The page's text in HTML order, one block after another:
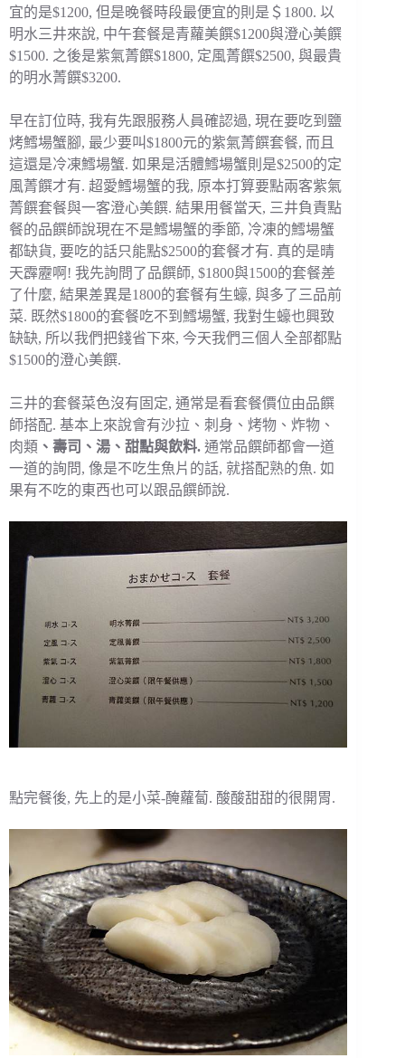
宜的是$1200, 但是晚餐時段最便宜的則是＄1800. 以
明水三井來說, 中午套餐是青蘿美饌$1200與澄心美饌
$1500. 之後是紫氣菁饌$1800, 定風菁饌$2500, 與最貴
的明水菁饌$3200.
早在訂位時, 我有先跟服務人員確認過, 現在要吃到鹽
烤鱈場蟹腳, 最少要叫$1800元的紫氣菁饌套餐, 而且
這還是冷凍鱈場蟹. 如果是活體鱈場蟹則是$2500的定
風菁饌才有. 超愛鱈場蟹的我, 原本打算要點兩客紫氣
菁饌套餐與一客澄心美饌. 結果用餐當天, 三井負責點
餐的品饌師說現在不是鱈場蟹的季節, 冷凍的鱈場蟹
都缺貨, 要吃的話只能點$2500的套餐才有. 真的是晴
天霹靂啊! 我先詢問了品饌師, $1800與1500的套餐差
了什麼, 結果差異是1800的套餐有生蠔, 與多了三品前
菜. 既然$1800的套餐吃不到鱈場蟹, 我對生蠔也興致
缺缺, 所以我們把錢省下來, 今天我們三個人全部都點
$1500的澄心美饌.
三井的套餐菜色沒有固定, 通常是看套餐價位由品饌
師搭配. 基本上來說會有沙拉、刺身、烤物、炸物、
肉類 、壽司、湯、甜點與飲料. 通常品饌師都會一道
一道的詢問, 像是不吃生魚片的話, 就搭配熟的魚. 如
果有不吃的東西也可以跟品饌師說.
點完餐後, 先上的是小菜-醃蘿蔔. 酸酸甜甜的很開胃.